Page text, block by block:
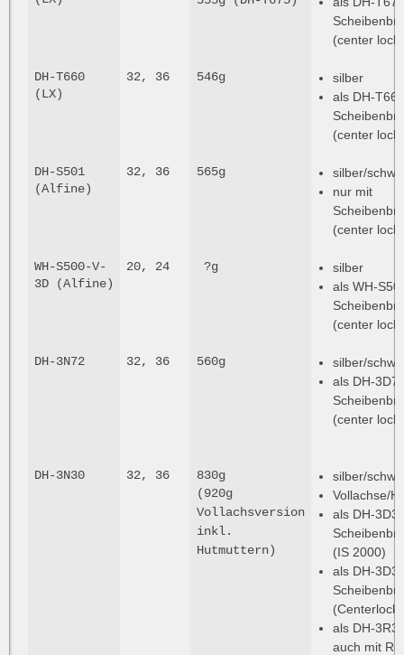
(center lock)
DH-T660
(LX)
32, 36 546g
silber
als DH-
(center lock)
DH-S501
(Alfine)
32, 36 565g
silber/
nur mit
(center lock)
WH-S500-V-
3D (Alfine)
20, 24 ?g
silber
als WH-
(center lock)
DH-3N72 32, 36 560g
silber/
als DH-
(center lock)
DH-3N30 32, 36
830g
(920g
Vollachsversion
inkl.
Hutmuttern)
silber/
Vollachse/
als DH-
(IS 2000)
als DH-
(Centerlock)
als DH-
auch mit